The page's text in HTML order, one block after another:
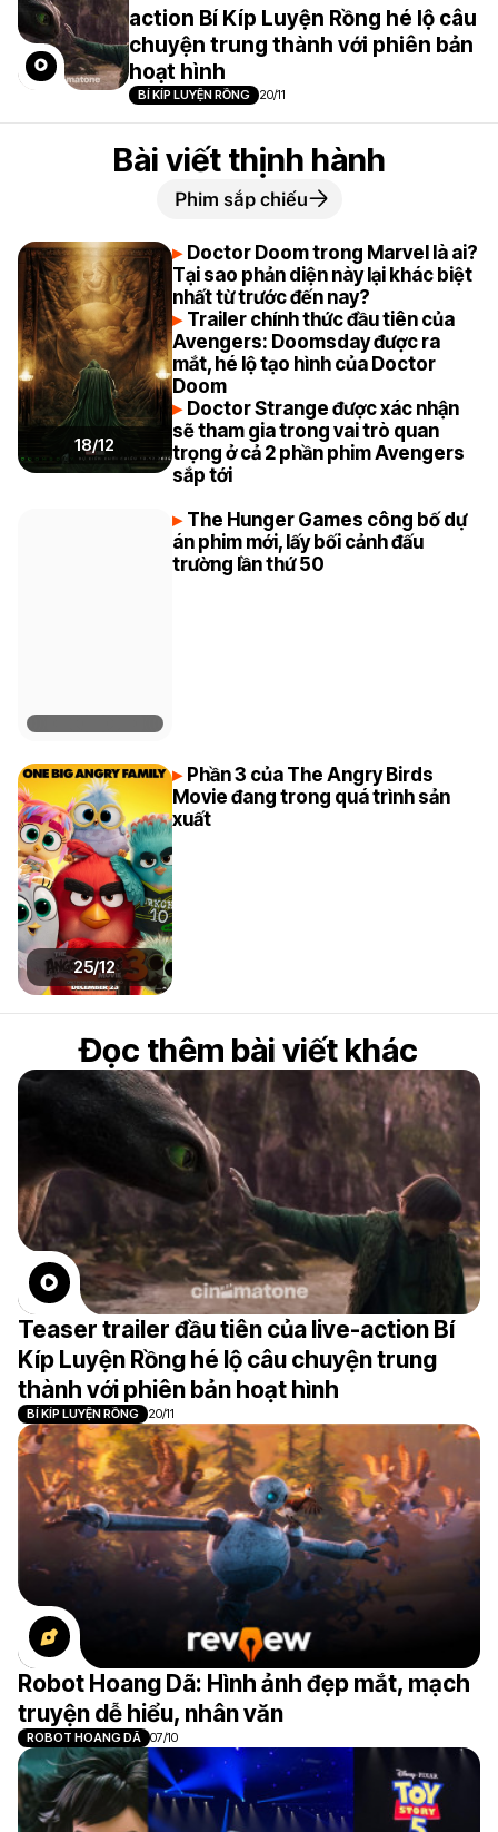
action Bí Kíp Luyện Rồng hé lộ câu
chuyện trung thành với phiên bản
hoạt hình
BÍ KÍP LUYỆN RỒNG 20/11
Bài viết thịnh hành
Phim sắp chiếu
18/12
Doctor Doom trong Marvel là ai?
Tại sao phản diện này lại khác biệt
nhất từ trước đến nay?
Trailer chính thức đầu tiên của
Avengers: Doomsday được ra
mắt, hé lộ tạo hình của Doctor
Doom
Doctor Strange được xác nhận
sẽ tham gia trong vai trò quan
trọng ở cả 2 phần phim Avengers
sắp tới
The Hunger Games công bố dự
án phim mới, lấy bối cảnh đấu
trường lần thứ 50
25/12
Phần 3 của The Angry Birds
Movie đang trong quá trình sản
xuất
Đọc thêm bài viết khác
Teaser trailer đầu tiên của live-action Bí
Kíp Luyện Rồng hé lộ câu chuyện trung
thành với phiên bản hoạt hình
BÍ KÍP LUYỆN RỒNG 20/11
Robot Hoang Dã: Hình ảnh đẹp mắt, mạch
truyện dễ hiểu, nhân văn
ROBOT HOANG DÃ 07/10